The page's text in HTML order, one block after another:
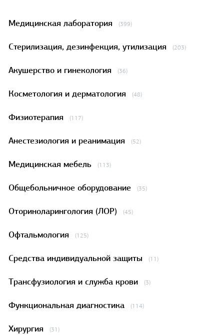
Медицинская лаборатория (399)
Стерилизация, дезинфекция, утилизация (203)
Акушерство и гинекология (36)
Косметология и дерматология (48)
Физиотерапия (117)
Анестезиология и реанимация (52)
Медицинская мебель (113)
Общебольничное оборудование (35)
Оториноларингология (ЛОР) (45)
Офтальмология (125)
Средства индивидуальной защиты (11)
Трансфузиология и служба крови (3)
Функциональная диагностика (114)
Хирургия (31)